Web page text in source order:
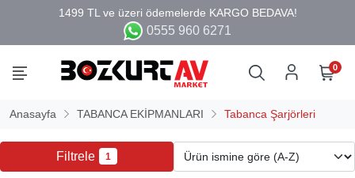
0555 960 6271
0
Anasayfa TABANCA EKİPMANLARI Tabanca Şarjörleri
Filtrele 1